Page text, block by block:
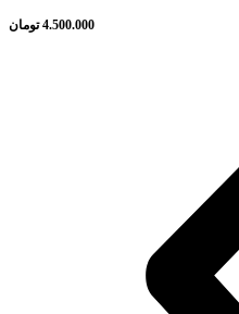
4.500.000 تومان